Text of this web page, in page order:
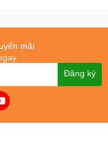
mãi
Đăng ký